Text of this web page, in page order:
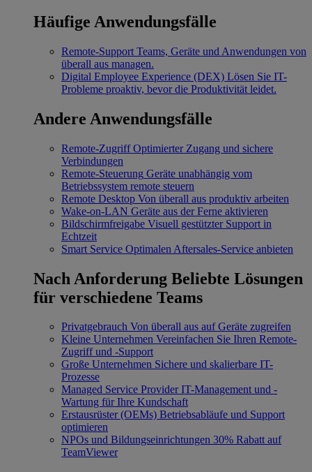
Häufige Anwendungsfälle
Remote-Support Teams, Geräte und Anwendungen von
überall aus managen.
Digital Employee Experience (DEX) Lösen Sie IT-
Probleme proaktiv, bevor die Produktivität leidet.
Andere Anwendungsfälle
Remote-Zugriff Optimierter Zugang und sichere
Verbindungen
Remote-Steuerung Geräte unabhängig vom
Betriebssystem remote steuern
Remote Desktop Von überall aus produktiv arbeiten
Wake-on-LAN Geräte aus der Ferne aktivieren
Bildschirmfreigabe Visuell gestützter Support in
Echtzeit
Smart Service Optimalen Aftersales-Service anbieten
Nach Anforderung Beliebte Lösungen
für verschiedene Teams
Privatgebrauch Von überall aus auf Geräte zugreifen
Kleine Unternehmen Vereinfachen Sie Ihren Remote-
Zugriff und -Support
Große Unternehmen Sichere und skalierbare IT-
Prozesse
Managed Service Provider IT-Management und -
Wartung für Ihre Kundschaft
Erstausrüster (OEMs) Betriebsabläufe und Support
optimieren
NPOs und Bildungseinrichtungen 30% Rabatt auf
TeamViewer